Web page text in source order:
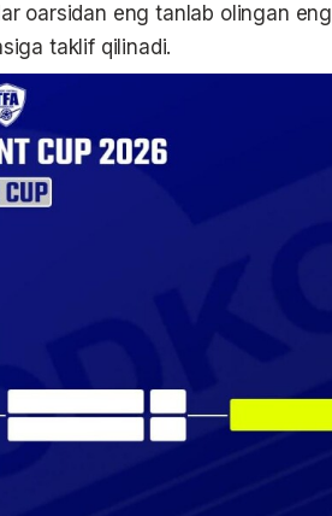
oarsidan eng tanlab olingan eng
taklif qilinadi.